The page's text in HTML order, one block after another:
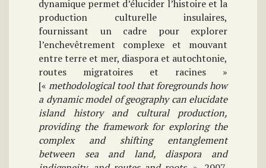
dynamique permet d’élucider l’histoire et la
production culturelle insulaires,
fournissant un cadre pour explorer
l’enchevêtrement complexe et mouvant
entre terre et mer, diaspora et autochtonie,
routes migratoires et racines »
[« methodological tool that foregrounds how
a dynamic model of geography can elucidate
island history and cultural production,
providing the framework for exploring the
complex and shifting entanglement
between sea and land, diaspora and